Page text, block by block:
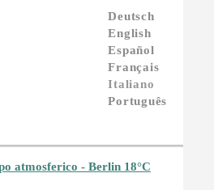
Deutsch
English
Español
Français
Italiano
Português
atmosferico - Berlin 18°C